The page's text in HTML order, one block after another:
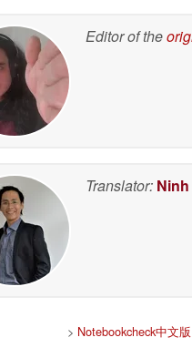
Editor of the
Translator:
> Notebookcheck中文